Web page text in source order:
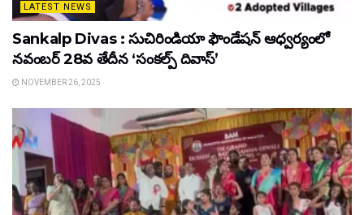
LATEST NEWS
Sankalp Divas : సుచిరిండియా ఫౌండేషన్ ఆధ్వర్యంలో
నవంబర్ 28వ తేదీన ‘సంకల్ప్ దివాస్’
NOVEMBER 26, 2025